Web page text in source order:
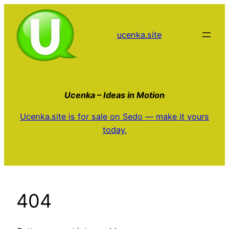
contenu
ucenka.site
Ucenka – Ideas in Motion
Ucenka.site is for sale on Sedo — make it yours
today.
404